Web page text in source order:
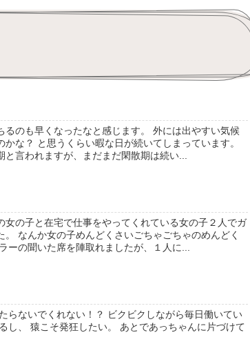
のも早くなったなと感じます。 外には出やすい気候
な？ と思うくらい暇な日が続いてしまっています。
言われますが、まだまだ閑散期は続い...
の子と在宅で仕事をやってくれている女の子２人でガ
なんか女の子めんどくさいごちゃごちゃのめんどく
ーの聞いた席を陣取れましたが、１人に...
らないでくれない！？ ビクビクしながら毎日働いてい
し、 猿こそ発狂したい。 あとであっちゃんに片づけて